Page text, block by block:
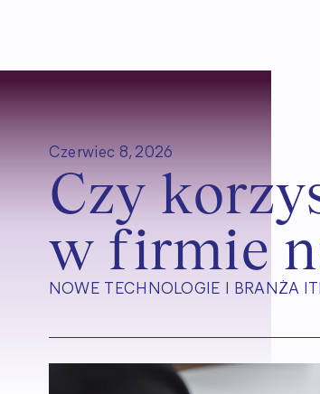
Czerwiec 8, 2026
Czy korzy
w firmie n
NOWE TECHNOLOGIE I BRANŻA IT